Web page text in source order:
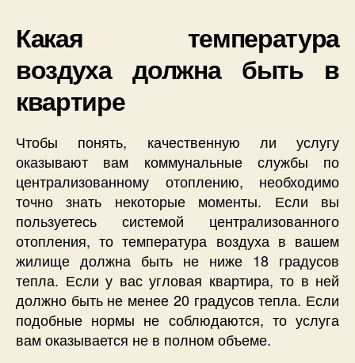
Какая температура
воздуха должна быть в
квартире
Чтобы понять, качественную ли услугу
оказывают вам коммунальные службы по
централизованному отоплению, необходимо
точно знать некоторые моменты. Если вы
пользуетесь системой централизованного
отопления, то температура воздуха в вашем
жилище должна быть не ниже 18 градусов
тепла. Если у вас угловая квартира, то в ней
должно быть не менее 20 градусов тепла. Если
подобные нормы не соблюдаются, то услуга
вам оказывается не в полном объеме.